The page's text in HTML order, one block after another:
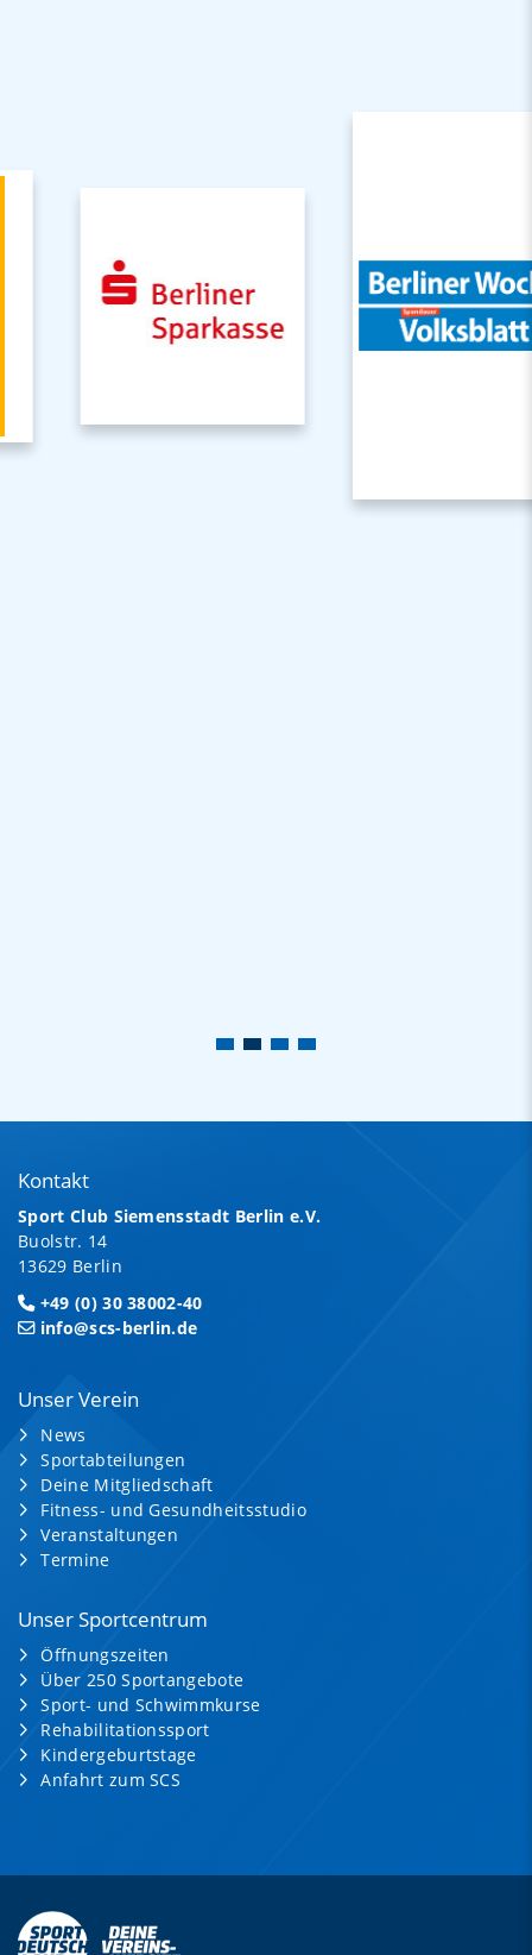
Kontakt
Sport Club Siemensstadt Berlin e.V.
Buolstr. 14
13629 Berlin
+49 (0) 30 38002-40
info@scs-berlin.de
Unser Verein
News
Sportabteilungen
Deine Mitgliedschaft
Fitness- und Gesundheitsstudio
Veranstaltungen
Termine
Unser Sportcentrum
Öffnungszeiten
Über 250 Sportangebote
Sport- und Schwimmkurse
Rehabilitationssport
Kindergeburtstage
Anfahrt zum SCS